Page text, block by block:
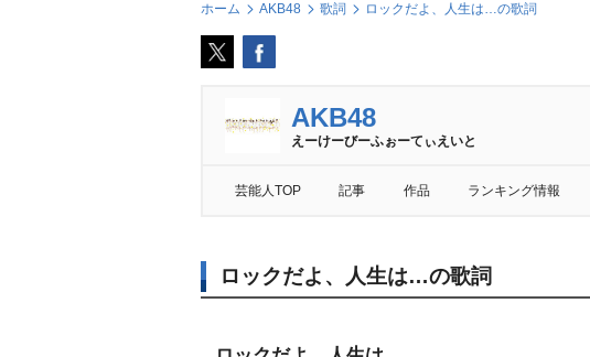
ホーム AKB48 歌詞 ロックだよ、人生は…の歌詞
AKB48
えーけーびーふぉーてぃえいと
芸能人TOP 記事 作品 ランキング情報
ロックだよ、人生は…の歌詞